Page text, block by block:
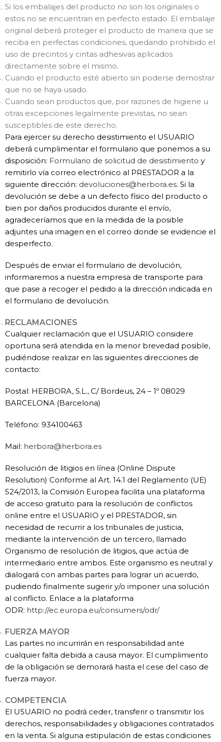
Si los embalajes del producto no son los originales o
estos no se encuentran en perfecto estado. El embalaje
original deberá proteger el producto de manera que se
reciba en perfectas condiciones, quedando prohibido el
uso de precintos y cintas adhesivas aplicados
directamente sobre el mismo.
Cuando el producto esté abierto sin poderse demostrar
que no se haya usado.
Cuando sean productos que, por razones de higiene u
otras excepciones legalmente previstas, no sean
susceptibles de este derecho.
Para ejercer su derecho desistimiento el USUARIO
deberá cumplimentar el formulario que ponemos a su
disposición: Formulario de solicitud de desistimiento y
remitirlo vía correo electrónico al PRESTADOR a la
siguiente dirección: devoluciones@herbora.es. Si la
devolución se debe a un defecto físico del producto o
bien por daños producidos durante el envío,
agradeceríamos que en la medida de la posible
adjuntes una imagen en el correo donde se evidencie el
desperfecto.
Después de enviar el formulario de devolución,
informaremos a nuestra empresa de transporte para
que pase a recoger el pedido a la dirección indicada en
el formulario de devolución.
RECLAMACIONES
Cualquier reclamación que el USUARIO considere
oportuna será atendida en la menor brevedad posible,
pudiéndose realizar en las siguientes direcciones de
contacto:
Postal: HERBORA, S.L., C/ Bordeus, 24 – 1º 08029
BARCELONA (Barcelona)
Teléfono: 934100463
Mail: herbora@herbora.es
Resolución de litigios en línea (Online Dispute
Resolution) Conforme al Art. 14.1 del Reglamento (UE)
524/2013, la Comisión Europea facilita una plataforma
de acceso gratuito para la resolución de conflictos
online entre el USUARIO y el PRESTADOR, sin
necesidad de recurrir a los tribunales de justicia,
mediante la intervención de un tercero, llamado
Organismo de resolución de litigios, que actúa de
intermediario entre ambos. Este organismo es neutral y
dialogará con ambas partes para lograr un acuerdo,
pudiendo finalmente sugerir y/o imponer una solución
al conflicto. Enlace a la plataforma
ODR: http://ec.europa.eu/consumers/odr/
FUERZA MAYOR
Las partes no incurrirán en responsabilidad ante
cualquier falta debida a causa mayor. El cumplimiento
de la obligación se demorará hasta el cese del caso de
fuerza mayor.
COMPETENCIA
El USUARIO no podrá ceder, transferir o transmitir los
derechos, responsabilidades y obligaciones contratados
en la venta. Si alguna estipulación de estas condiciones